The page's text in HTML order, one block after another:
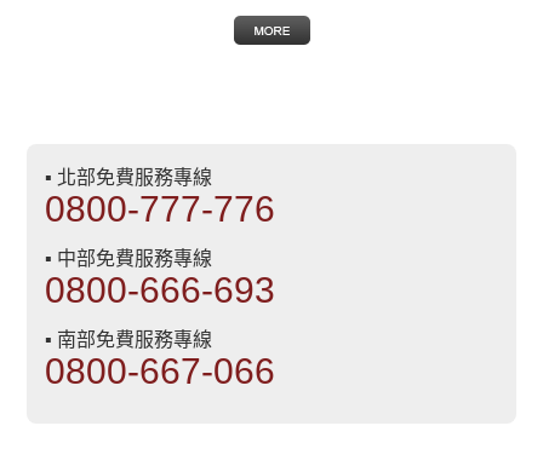
▪ 北部免費服務專線
0800-777-776
▪ 中部免費服務專線
0800-666-693
▪ 南部免費服務專線
0800-667-066